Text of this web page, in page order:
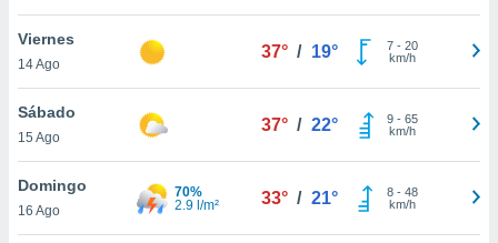
cookies
aceptar
Viernes
14 Ago
37° / 19° 7- 20
km/h
Sábado
15 Ago
37° / 22° 9- 65
km/h
Domingo
16 Ago
70%
2.9 l/m²
33° / 21° 8- 48
km/h